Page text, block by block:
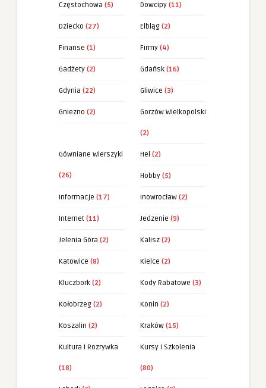
Częstochowa (5) Dowcipy (11)
Dziecko (27) Elbląg (2)
Finanse (1) Firmy (4)
Gadżety (2) Gdańsk (16)
Gdynia (22) Gliwice (3)
Gniezno (2) Gorzów Wielkopolski
(2)
Gówniane Wierszyki
(26)
Hel (2)
Hobby (5)
Informacje (17) Inowrocław (2)
Internet (11) Jedzenie (9)
Jelenia Góra (2) Kalisz (2)
Katowice (8) Kielce (2)
Kluczbork (2) Kody Rabatowe (3)
Kołobrzeg (2) Konin (2)
Koszalin (2) Kraków (15)
Kultura i Rozrywka
(18)
Kursy i Szkolenia
(80)